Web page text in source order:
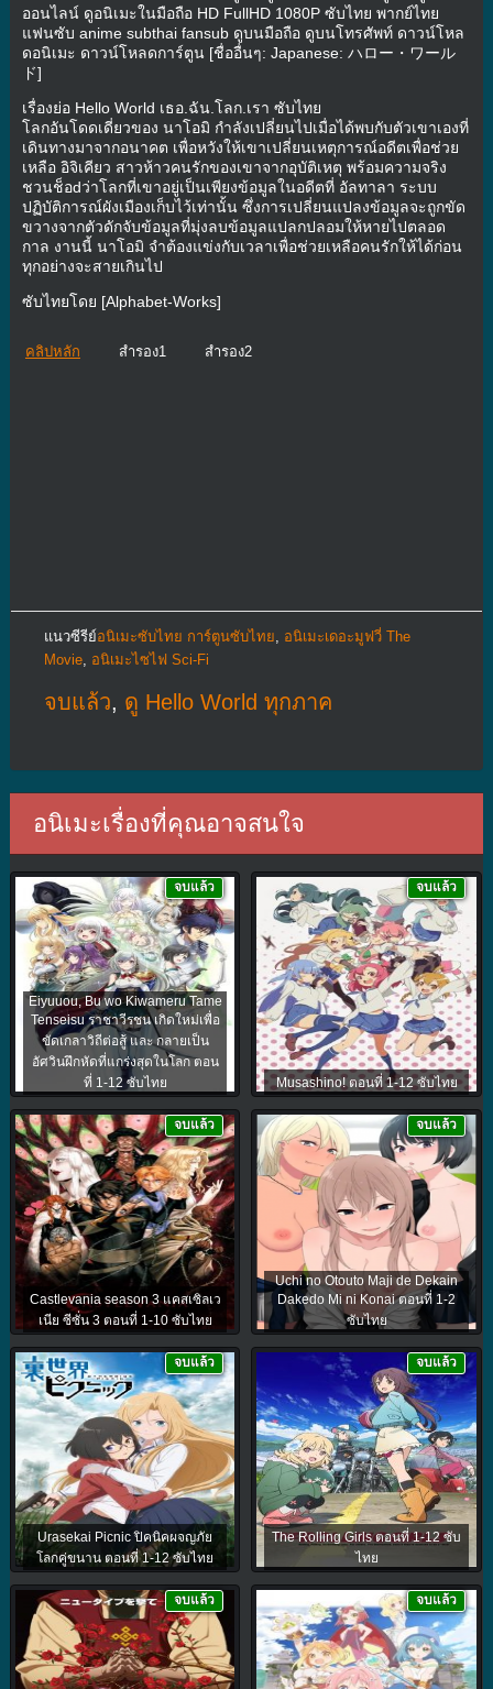
ออนไลน์ ดูอนิเมะในมือถือ HD FullHD 1080P ซับไทย พากย์ไทย
แฟนซับ anime subthai fansub ดูบนมือถือ ดูบนโทรศัพท์ ดาวน์โหล
ดอนิเมะ ดาวน์โหลดการ์ตูน [ชื่ออื่นๆ: Japanese: ハロー・ワール
ド]
เรื่องย่อ Hello World เธอ.ฉัน.โลก.เรา ซับไทย
โลกอันโดดเดี่ยวของ นาโอมิ กำลังเปลี่ยนไปเมื่อได้พบกับตัวเขาเองที่
เดินทางมาจากอนาคต เพื่อหวังให้เขาเปลี่ยนเหตุการณ์อดีตเพื่อช่วย
เหลือ อิจิเคียว สาวห้าวคนรักของเขาจากอุบัติเหตุ พร้อมความจริง
ชวนช็อdว่าโลกที่เขาอยู่เป็นเพียงข้อมูลในอดีตที่ อัลทาลา ระบบ
ปฏิบัติการณ์ผังเมืองเก็บไว้เท่านั้น ซึ่งการเปลี่ยนแปลงข้อมูลจะถูกขัด
ขวางจากตัวดักจับข้อมูลที่มุ่งลบข้อมูลแปลกปลอมให้หายไปตลอด
กาล งานนี้ นาโอมิ จำต้องแข่งกับเวลาเพื่อช่วยเหลือคนรักให้ได้ก่อน
ทุกอย่างจะสายเกินไป
ซับไทยโดย [Alphabet-Works]
คลิปหลัก สำรอง1 สำรอง2
แนวซีรีย์อนิเมะซับไทย การ์ตูนซับไทย
อนิเมะเดอะมูฟวี่ The
Movie, อนิเมะไซไฟ Sci-Fi
จบแล้ว, ดู Hello World ทุกภาค
อนิเมะเรื่องที่คุณอาจสนใจ
Eiyuuou, Bu wo Kiwameru Tame
Tenseisu ราชาวีรชน เกิดใหม่เพื่อ
ขัดเกลาวิถีต่อสู้ และ กลายเป็น
อัศวินฝึกหัดที่แกร่งสุดในโลก ตอน
ที่ 1-12 ซับไทย
จบแล้ว
Musashino! ตอนที่ 1-12 ซับไทย
จบแล้ว
Castlevania season 3 แคสเซิลเว
เนีย ซีซั่น 3 ตอนที่ 1-10 ซับไทย
จบแล้ว
Uchi no Otouto Maji de Dekain
Dakedo Mi ni Konai ตอนที่ 1-2
ซับไทย
จบแล้ว
Urasekai Picnic ปิคนิคผจญภัย
โลกคู่ขนาน ตอนที่ 1-12 ซับไทย
จบแล้ว
The Rolling Girls ตอนที่ 1-12 ซับ
ไทย
จบแล้ว
จบแล้ว จบแล้ว